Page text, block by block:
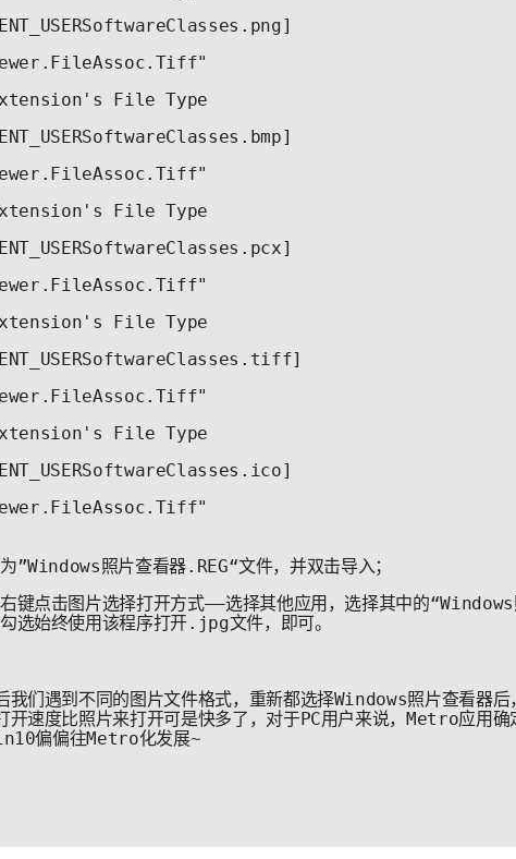
File Type
File Type
File Type
File Type
”Windows照片查看器.REG“文件，并双击导入；
点击图片选择打开方式——选择其他应用，选择其中的“Windows
选始终使用该程序打开.jpg文件，即可。
们遇到不同的图片文件格式，重新都选择Windows照片查看器后
开速度比照片来打开可是快多了，对于PC用户来说，Metro应用确
偏偏往Metro化发展~